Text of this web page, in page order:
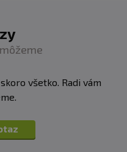
všetko. Radi vám